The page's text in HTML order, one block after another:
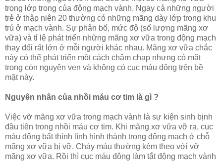
trong lớp trong của động mạch vành. Ngay cả những người
trẻ ở thập niên 20 thường có những mãng dày lớp trong khu
trú ở mạch vành. Sự phân bố, mức độ (số lượng mãng xơ
vữa) và tỉ lệ phát triển những mãng xơ vữa trong động mạch
thay đổi rất lớn ở mỗi người khác nhau. Mãng xơ vữa chắc
này có thể phát triển một cách chậm chạp nhưng có mặt
trong còn nguyên vẹn và không có cục máu đông trên bề
mặt này.
Nguyên nhân của nhồi máu cơ tim là gì ?
Việc vỡ mãng xơ vữa trong mạch vành là sự kiện sinh bịnh
đầu tiên trong nhồi máu cơ tim. Khi mãng xơ vữa vỡ ra, cục
máu đông bất thình lình hình thành trong động mạch ở chỗ
mãng xơ vữa bị vỡ. Chảy máu thường kèm theo với vỡ
mãng xơ vữa. Rồi thì cục máu đông làm tắt động mạch vành